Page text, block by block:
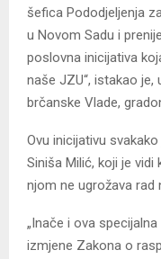
šefica Pododjeljenja
u Novom Sadu i
poslovna inicijativa
naše JZU“, istakao je,
brčanske Vlade,
Ovu inicijativu
Siniša Milić, koji je
njom ne ugrožava rad
„Inače i ova
izmjene Zakona o